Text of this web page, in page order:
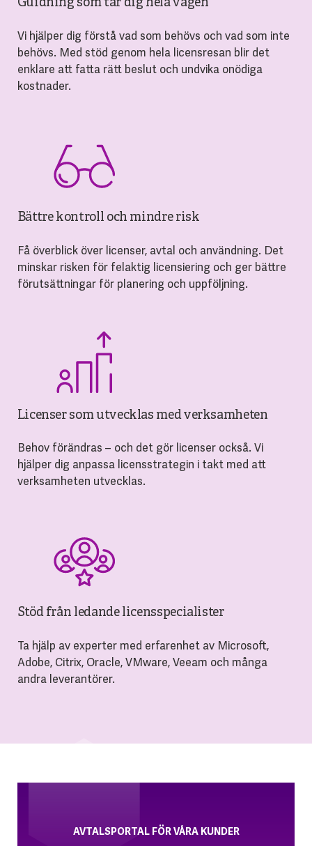
Vi hjälper dig förstå vad som behövs och vad som inte
behövs. Med stöd genom hela licensresan blir det
enklare att fatta rätt beslut och undvika onödiga
kostnader.
Bättre kontroll och mindre risk
Få överblick över licenser, avtal och användning. Det
minskar risken för felaktig licensiering och ger bättre
förutsättningar för planering och uppföljning.
Licenser som utvecklas med verksamheten
Behov förändras – och det gör licenser också. Vi
hjälper dig anpassa licensstrategin i takt med att
verksamheten utvecklas.
Stöd från ledande licensspecialister
Ta hjälp av experter med erfarenhet av Microsoft,
Adobe, Citrix, Oracle, VMware, Veeam och många
andra leverantörer.
AVTALSPORTAL FÖR VÅRA KUNDER